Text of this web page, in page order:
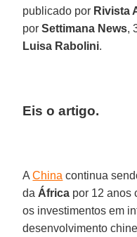
publicado por Rivista
porSettimana News,
Luisa Rabolini.
Eis o artigo.
AChina continua
da África por 12 anos
os investimentos em
desenvolvimento